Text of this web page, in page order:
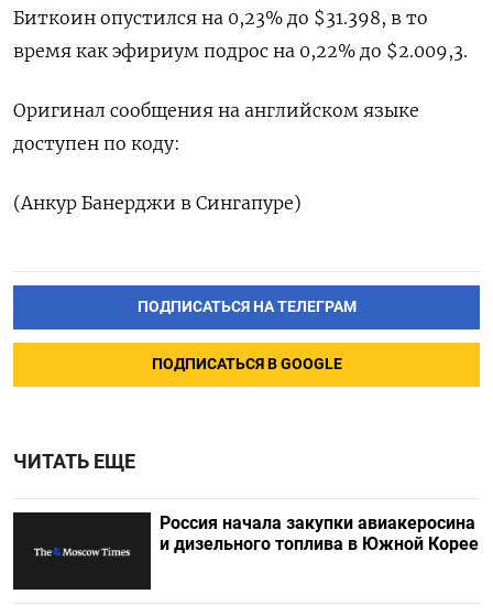
Биткоин опустился на 0,23% до $31.398, в то
время как эфириум подрос на 0,22% до $2.009,3.
Оригинал сообщения на английском языке
доступен по коду:
(Анкур Банерджи в Сингапуре)
ПОДПИСАТЬСЯ НА ТЕЛЕГРАМ
ПОДПИСАТЬСЯ В GOOGLE
ЧИТАТЬ ЕЩЕ
Россия начала закупки авиакеросина
и дизельного топлива в Южной Корее